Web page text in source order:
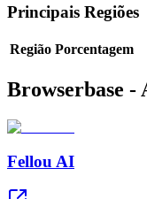
Principais Regiões
Região Porcentagem
Browserbase
Fellou AI